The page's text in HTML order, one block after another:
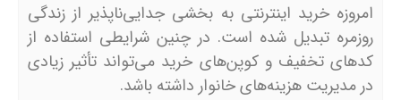
امروزه خرید اینترنتی به بخشی جدایی‌ناپذیر از زندگی
روزمره تبدیل شده است. در چنین شرایطی استفاده از
کدهای تخفیف و کوپن‌های خرید می‌تواند تأثیر زیادی
در مدیریت هزینه‌های خانوار داشته باشد.